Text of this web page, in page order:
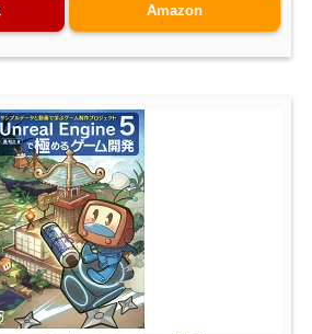
Amazon